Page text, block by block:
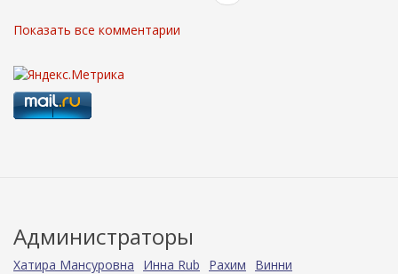
Показать все комментарии
Администраторы
Хатира Мансуровна Инна Rub Рахим Винни